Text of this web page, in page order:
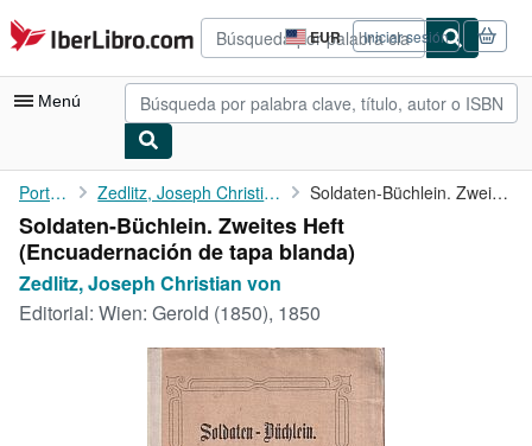
Pasar al contenido principal
IberLibro.com EUR
Preferencias
de
compra
del
Iniciar sesión
Menú
Mi cuenta
Consultar mis pedidos
Búsqueda avanzada
Colecciones
Arte y coleccionismo
Portada Zedlitz, Joseph Christian von Soldaten-Büchlein. Zweites Heft
Soldaten-Büchlein. Zweites Heft
(Encuadernación de tapa blanda)
Zedlitz, Joseph Christian von
Editorial: Wien: Gerold (1850), 1850